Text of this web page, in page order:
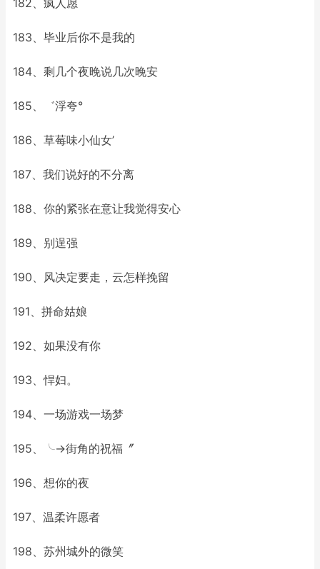
183、毕业后你不是我的
184、剩几个夜晚说几次晚安
185、゛浮夸°
186、草莓味小仙女’
187、我们说好的不分离
188、你的紧张在意让我觉得安心
189、别逞强
190、风决定要走，云怎样挽留
191、拼命姑娘
192、如果没有你
193、悍妇。
194、一场游戏一场梦
195、╰→街角的祝福〞
196、想你的夜
197、温柔许愿者
198、苏州城外的微笑